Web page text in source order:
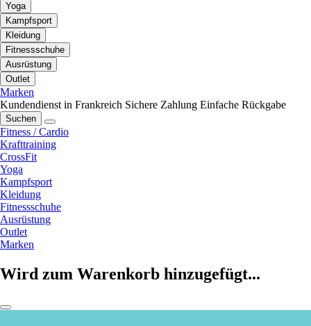
Yoga
Kampfsport
Kleidung
Fitnessschuhe
Ausrüstung
Outlet
Marken
Kundendienst in Frankreich Sichere Zahlung Einfache Rückgabe
Suchen
Fitness / Cardio
Krafttraining
CrossFit
Yoga
Kampfsport
Kleidung
Fitnessschuhe
Ausrüstung
Outlet
Marken
Wird zum Warenkorb hinzugefügt...